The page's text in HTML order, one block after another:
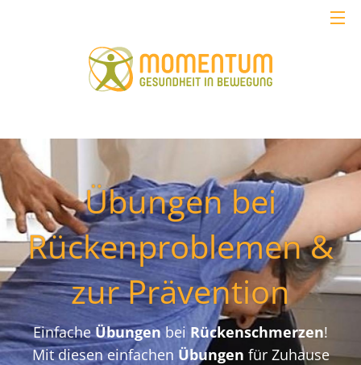
Übungen bei
Rückenproblemen &
zur Prävention
EinfacheÜbungenbeiRückenschmerzen!
Mit diesen einfachen Übungen für Zuhause